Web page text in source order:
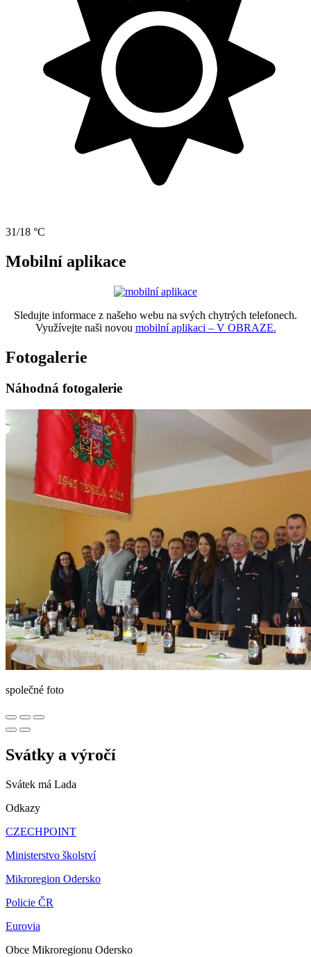
31/18 °C
Mobilní aplikace
Sledujte informace z našeho webu na svých chytrých telefonech.
Využívejte naši novou mobilní aplikaci – V OBRAZE.
Fotogalerie
Náhodná fotogalerie
společné foto
Svátky a výročí
Svátek má Lada
Odkazy
CZECHPOINT
Ministerstvo školství
Mikroregion Odersko
Policie ČR
Eurovia
Obce Mikroregionu Odersko